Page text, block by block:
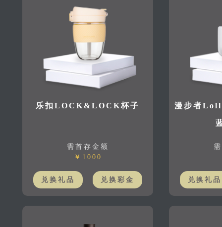
乐扣LOCK&LOCK杯子
需首存金额
￥1000
兑换礼品 兑换彩金
漫步者
兑换礼品